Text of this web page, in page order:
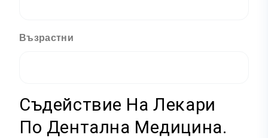
Възрастни
Съдействие На Лекари
По Дентална Медицина.